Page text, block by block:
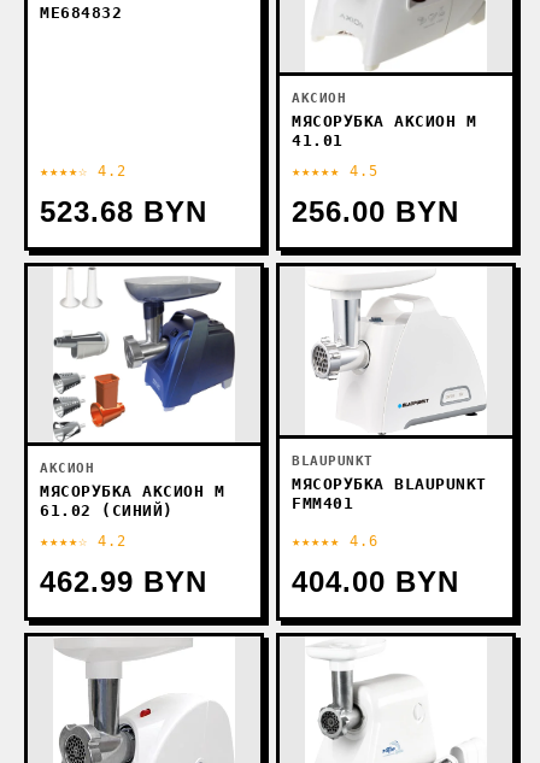
ME684832
★★★★☆ 4.2
523.68 BYN
АКСИОН
МЯСОРУБКА АКСИОН М
41.01
★★★★★ 4.5
256.00 BYN
АКСИОН
МЯСОРУБКА АКСИОН М
61.02 (СИНИЙ)
★★★★☆ 4.2
462.99 BYN
BLAUPUNKT
МЯСОРУБКА BLAUPUNKT
FMM401
★★★★★ 4.6
404.00 BYN